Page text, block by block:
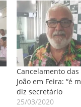
Cancelamento
João em Feira: “é
diz secretário
25/03/2020